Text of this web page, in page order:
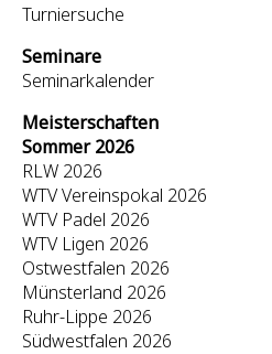
Turniersuche
Seminare
Seminarkalender
Meisterschaften
Sommer 2026
RLW 2026
WTV Vereinspokal 2026
WTV Padel 2026
WTV Ligen 2026
Ostwestfalen 2026
Münsterland 2026
Ruhr-Lippe 2026
Südwestfalen 2026